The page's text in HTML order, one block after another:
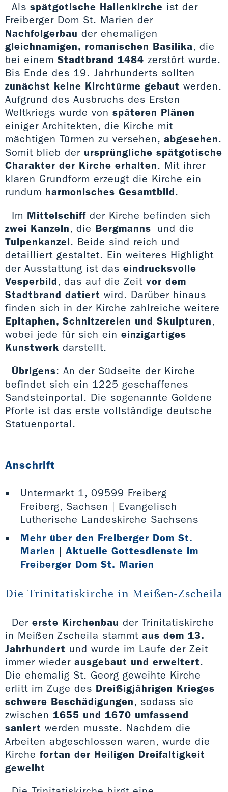
Als spätgotische Hallenkirche ist der
Freiberger Dom St. Marien der
Nachfolgerbau der ehemaligen
gleichnamigen, romanischen Basilika, die
bei einem Stadtbrand 1484 zerstört wurde.
Bis Ende des 19. Jahrhunderts sollten
zunächst keine Kirchtürme gebaut werden.
Aufgrund des Ausbruchs des Ersten
Weltkriegs wurde von späteren Plänen
einiger Architekten, die Kirche mit
mächtigen Türmen zu versehen, abgesehen.
Somit blieb der ursprüngliche spätgotische
Charakter der Kirche erhalten. Mit ihrer
klaren Grundform erzeugt die Kirche ein
rundum harmonisches Gesamtbild.
Im Mittelschiff der Kirche befinden sich
zwei Kanzeln, die Bergmanns- und die
Tulpenkanzel. Beide sind reich und
detailliert gestaltet. Ein weiteres Highlight
der Ausstattung ist das eindrucksvolle
Vesperbild, das auf die Zeit vor dem
Stadtbrand datiert wird. Darüber hinaus
finden sich in der Kirche zahlreiche weitere
Epitaphen, Schnitzereien und Skulpturen,
wobei jede für sich ein einzigartiges
Kunstwerk darstellt.
Übrigens: An der Südseite der Kirche
befindet sich ein 1225 geschaffenes
Sandsteinportal. Die sogenannte Goldene
Pforte ist das erste vollständige deutsche
Statuenportal.
Anschrift
Untermarkt 1, 09599 Freiberg
Freiberg, Sachsen | Evangelisch-
Lutherische Landeskirche Sachsens
Mehr über den Freiberger Dom St.
Marien
Aktuelle Gottesdienste im
Freiberger Dom St. Marien
Die Trinitatiskirche in Meißen-Zscheila
Der erste Kirchenbau der Trinitatiskirche
in Meißen-Zscheila stammt aus dem 13.
Jahrhundert und wurde im Laufe der Zeit
immer wieder ausgebaut und erweitert.
Die ehemalig St. Georg geweihte Kirche
erlitt im Zuge des Dreißigjährigen Krieges
schwere Beschädigungen, sodass sie
zwischen 1655 und 1670 umfassend
saniert werden musste. Nachdem die
Arbeiten abgeschlossen waren, wurde die
Kirche fortan der Heiligen Dreifaltigkeit
geweiht